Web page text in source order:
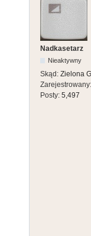
Nadkasetarz
Nieaktywny
Skąd: Zielona
Zarejestrowany:
Posty: 5,497